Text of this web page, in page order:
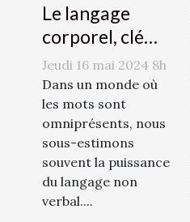
Le langage
corporel, clé
d'une
communication
efficace
Jeudi 16 mai 2024 8h
Dans un monde où
les mots sont
omniprésents, nous
sous-estimons
souvent la puissance
du langage non
verbal....